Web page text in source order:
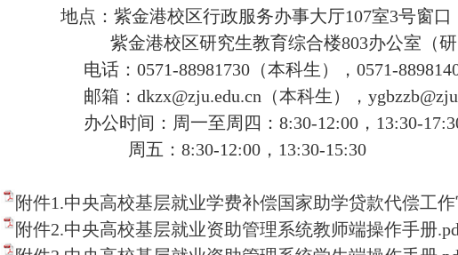
地点：紫金港校区行政服务办事大厅107室3号窗口
紫金港校区研究生教育综合楼803办公室（研
电话：0571-88981730 （本科生），0571-
邮箱：dkzx@zju.edu.cn （本科生），
办公时间：周一至周四：8:30-12:00 ， 13:30-
周五：8:30-12:00 ， 13:30-15:30
附件1.中央高校基层就业学费补偿国家助学贷款代偿工
附件2.中央高校基层就业资助管理系统教师端操作手册